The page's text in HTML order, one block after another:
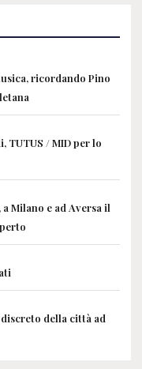
ricordando Pino
TUTUS / MID per lo
Milano e ad Aversa il
della città ad